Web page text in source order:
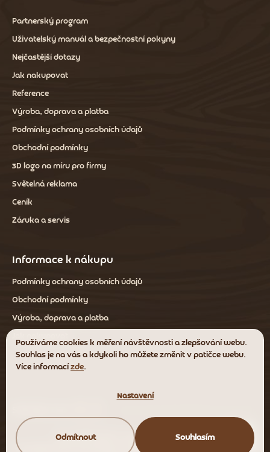
Používáme cookies k měření návštěvnosti a zlepšování webu.
Souhlas je na vás a kdykoli ho můžete změnit v patičce webu.
Více informací zde.
Nastavení
Odmítnout Souhlasím
Partnerský program
Uživatelský manuál a bezpečnostní pokyny
Nejčastější dotazy
Jak nakupovat
Reference
Výroba, doprava a platba
Podmínky ochrany osobních údajů
Obchodní podmínky
3D logo na míru pro firmy
Světelná reklama
Ceník
Záruka a servis
Informace k nákupu
Podmínky ochrany osobních údajů
Obchodní podmínky
Výroba, doprava a platba
Vytvořil Shoptet
Anque Media
Copyright 2026
. Všechna práva vyhrazena. Upravit